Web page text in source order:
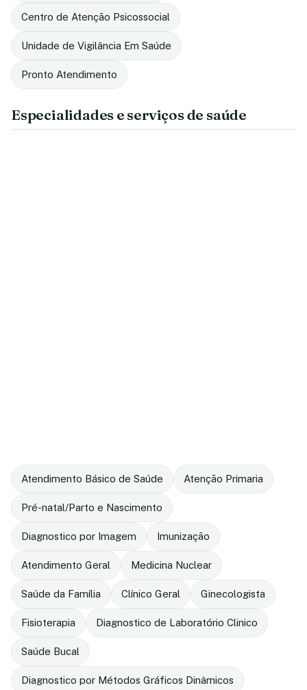
Centro de Atenção Psicossocial
Unidade de Vigilância Em Saúde
Pronto Atendimento
Especialidades e serviços de saúde
Atendimento Básico de Saúde Atenção Primaria
Pré-natal/Parto e Nascimento
Diagnostico por Imagem Imunização
Atendimento Geral Medicina Nuclear
Saúde da Família Clínico Geral Ginecologista
Fisioterapia Diagnostico de Laboratório Clinico
Saúde Bucal
Diagnostico por Métodos Gráficos Dinâmicos